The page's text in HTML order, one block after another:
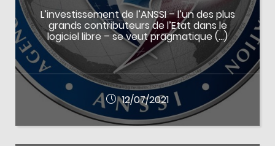
L’investissement de l’ANSSI – l’un des plus
grands contributeurs de l’Etat dans le
logiciel libre – se veut pragmatique (…)
12/07/2021